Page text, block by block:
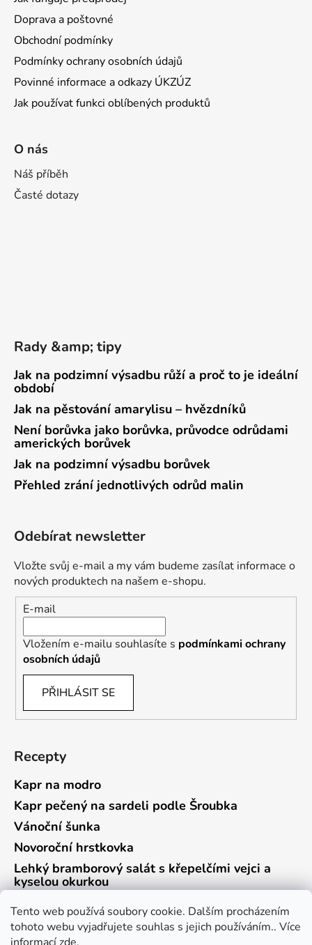
Tento web používá soubory cookie. Dalším procházením
tohoto webu vyjadřujete souhlas s jejich používáním.. Více
Doprava a poštovné
Obchodní podmínky
Podmínky ochrany osobních údajů
Povinné informace a odkazy ÚKZÚZ
Jak používat funkci oblíbených produktů
O nás
Náš příběh
Časté dotazy
Rady &amp; tipy
Jak na podzimní výsadbu růží a proč to je ideální
období
Jak na pěstování amarylisu – hvězdníků
Není borůvka jako borůvka, průvodce odrůdami
amerických borůvek
Jak na podzimní výsadbu borůvek
Přehled zrání jednotlivých odrůd malin
Odebírat newsletter
Vložte svůj e-mail a my vám budeme zasílat informace o
nových produktech na našem e-shopu.
E-mail
Vložením e-mailu souhlasíte s podmínkami ochrany
osobních údajů
PŘIHLÁSIT SE
Recepty
Kapr na modro
Kapr pečený na sardeli podle Šroubka
Vánoční šunka
Novoroční hrstkovka
Lehký bramborový salát s křepelčími vejci a
kyselou okurkou